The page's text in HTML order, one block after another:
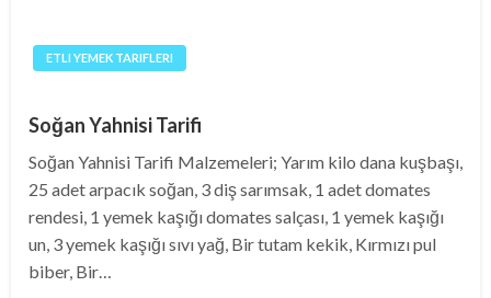
ETLI YEMEK TARIFLERI
Soğan Yahnisi Tarifi
Soğan Yahnisi Tarifi Malzemeleri; Yarım kilo dana kuşbaşı,
25 adet arpacık soğan, 3 diş sarımsak, 1 adet domates
rendesi, 1 yemek kaşığı domates salçası, 1 yemek kaşığı
un, 3 yemek kaşığı sıvı yağ, Bir tutam kekik, Kırmızı pul
biber, Bir…